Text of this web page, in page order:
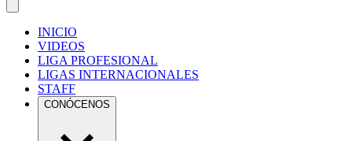
INICIO
VIDEOS
LIGA PROFESIONAL
LIGAS INTERNACIONALES
STAFF
CONÓCENOS